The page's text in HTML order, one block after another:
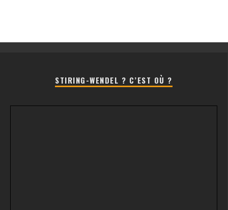
STIRING-WENDEL ? C’EST OÙ ?